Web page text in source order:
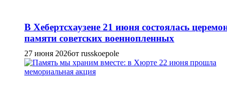
В Хебертсхаузене 21 июня состоялась
памяти советских военнопленных
27 июня 2026от russkoepole